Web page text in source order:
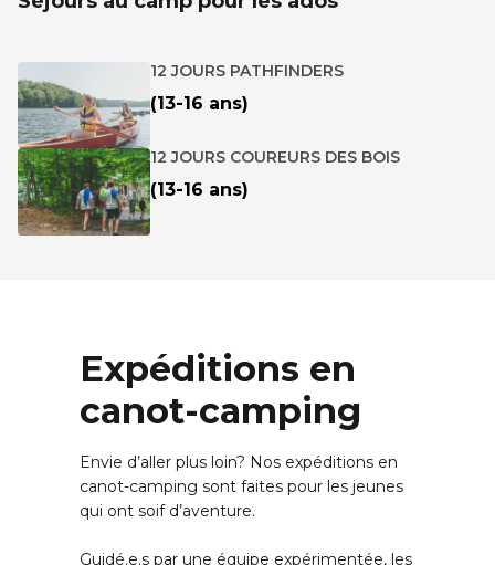
(13-16 ans)
12 JOURS PATHFINDERS
(13-16 ans)
12 JOURS COUREURS DES BOIS
Expéditions en
canot-camping
Envie d’aller plus loin? Nos expéditions en
canot-camping sont faites pour les jeunes
qui ont soif d’aventure.
Guidé.e.s par une équipe expérimentée, les